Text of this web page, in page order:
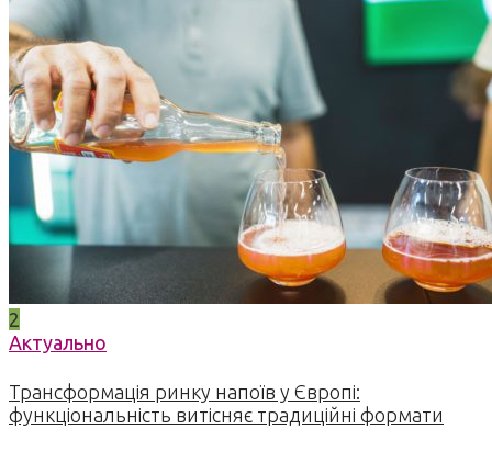
2
Актуально
Трансформація ринку напоїв у Європі:
функціональність витісняє традиційні формати